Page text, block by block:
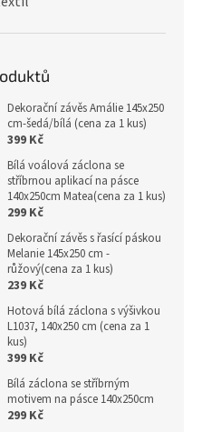
Dekorační závěs Amálie 145x250
cm-šedá/bílá (cena za 1 kus)
399 Kč
Bílá voálová záclona se
stříbrnou aplikací na pásce
140x250cm Matea(cena za 1 kus)
299 Kč
Dekorační závěs s řasící páskou
Melanie 145x250 cm -
růžový(cena za 1 kus)
239 Kč
Hotová bílá záclona s výšivkou
L1037, 140x250 cm (cena za 1
kus)
399 Kč
Bílá záclona se stříbrným
motivem na pásce 140x250cm
299 Kč